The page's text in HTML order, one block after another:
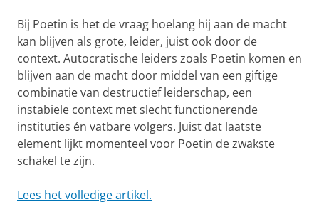
Bij Poetin is het de vraag hoelang hij aan de macht
kan blijven als grote, leider, juist ook door de
context. Autocratische leiders zoals Poetin komen en
blijven aan de macht door middel van een giftige
combinatie van destructief leiderschap, een
instabiele context met slecht functionerende
instituties én vatbare volgers. Juist dat laatste
element lijkt momenteel voor Poetin de zwakste
schakel te zijn.
Lees het volledige artikel.